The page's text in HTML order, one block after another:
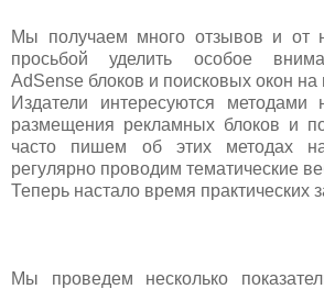
Мы получаем много отзывов и от
просьбой уделить особое
AdSense блоков и поисковых окон на
Издатели интересуются методами
размещения рекламных блоков и
часто пишем об этих методах
регулярно проводим тематические
Теперь настало время практических
Мы проведем несколько